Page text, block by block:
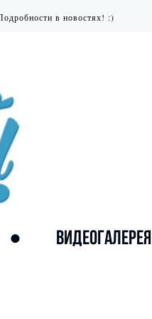
в новостях! :)
● ВИДЕОГАЛЕРЕЯ